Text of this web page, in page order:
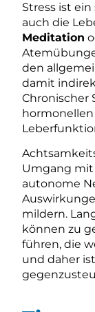
Stress ist
auch die
Meditation
den
damit
Chronischer
Umgang mit
autonome
mildern.
können zu
führen, die
und daher